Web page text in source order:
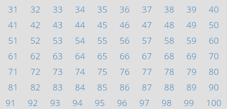
31
32 33 34 35 36 37 38 39
40
41
42 43 44 45 46 47 48 49
50
51
52 53 54 55 56 57 58 59
60
61
62 63 64 65 66 67 68 69
70
71
72 73 74 75 76 77 78 79
80
81
82 83 84 85 86 87 88 89
90
91
92 93 94 95 96 97 98 99
100